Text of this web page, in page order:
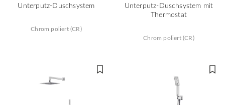
Unterputz-Duschsystem
Chrom poliert (CR)
Unterputz-Duschsystem mit
Thermostat
Chrom poliert (CR)